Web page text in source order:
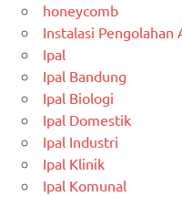
honeycomb
Instalasi Pengolahan
Ipal
Ipal Bandung
Ipal Biologi
Ipal Domestik
Ipal Industri
Ipal Klinik
Ipal Komunal